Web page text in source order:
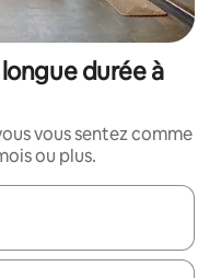
durée à
vous sentez comme
ou plus.
les flèches vers le